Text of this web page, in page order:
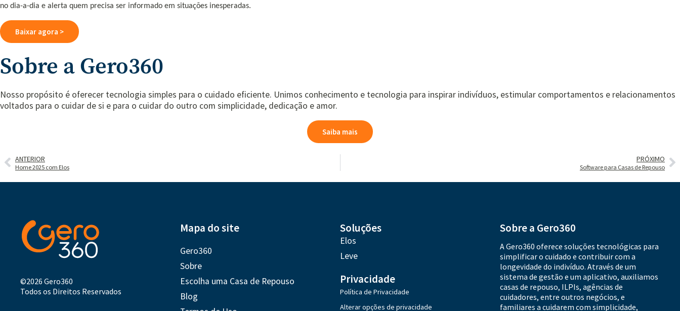
no dia-a-dia e a lerta quem precisa ser informado em situações inesperadas.
Baixar agora >
Sobre a Gero360
Nosso propósito é oferecer tecnologia simples para o cuidado eficiente. Unimos conhecimento e tecnologia para inspirar indivíduos, estimular comportamentos e relacionamentos
voltados para o cuidar de si e para o cuidar do outro com simplicidade, dedicação e amor.
Saiba mais
ANTERIOR
Home 2025 com Elos
PRÓXIMO
Software para Casas de Repouso
©2026 Gero360
Todos os Direitos Reservados
Mapa do site
Gero360
Sobre
Escolha uma Casa de Repouso
Blog
Soluções
Elos
Leve
Privacidade
Política de Privacidade
Alterar opções de privacidade
Sobre a Gero360
A Gero360 oferece soluções tecnológicas para
simplificar o cuidado e contribuir com a
longevidade do indivíduo. Através de um
sistema de gestão e um aplicativo, auxiliamos
casas de repouso, ILPIs, agências de
cuidadores, entre outros negócios, e
familiares a cuidarem com simplicidade,